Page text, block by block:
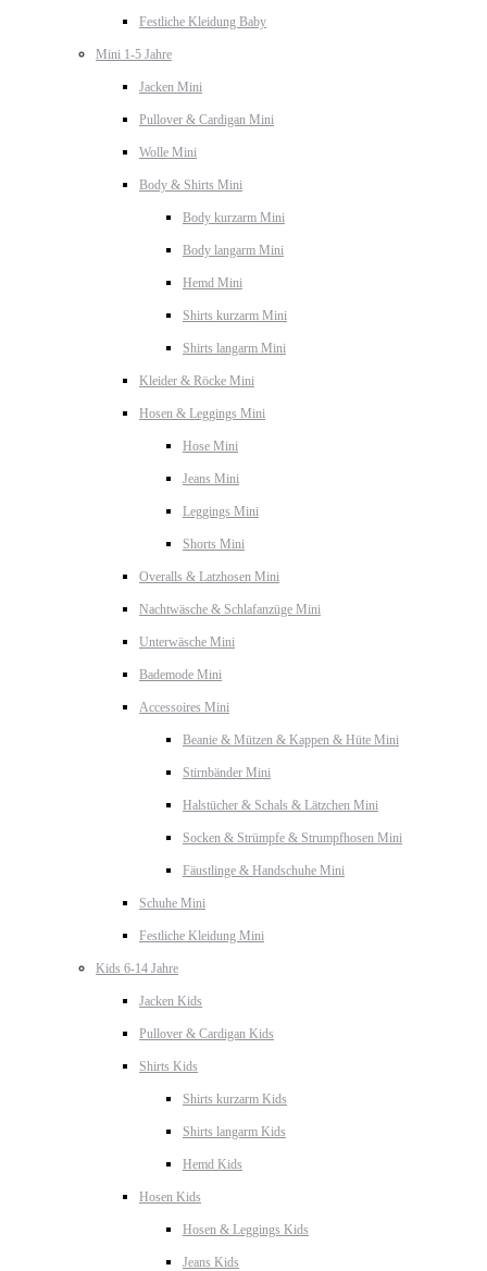
Festliche Kleidung Baby
Mini 1-5 Jahre
Jacken Mini
Pullover & Cardigan Mini
Wolle Mini
Body & Shirts Mini
Body kurzarm Mini
Body langarm Mini
Hemd Mini
Shirts kurzarm Mini
Shirts langarm Mini
Kleider & Röcke Mini
Hosen & Leggings Mini
Hose Mini
Jeans Mini
Leggings Mini
Shorts Mini
Overalls & Latzhosen Mini
Nachtwäsche & Schlafanzüge Mini
Unterwäsche Mini
Bademode Mini
Accessoires Mini
Beanie & Mützen & Kappen & Hüte Mini
Stirnbänder Mini
Halstücher & Schals & Lätzchen Mini
Socken & Strümpfe & Strumpfhosen Mini
Fäustlinge & Handschuhe Mini
Schuhe Mini
Festliche Kleidung Mini
Kids 6-14 Jahre
Jacken Kids
Pullover & Cardigan Kids
Shirts Kids
Shirts kurzarm Kids
Shirts langarm Kids
Hemd Kids
Hosen Kids
Hosen & Leggings Kids
Jeans Kids